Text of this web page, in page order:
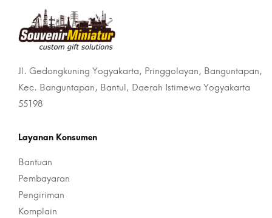
Jl. Gedongkuning Yogyakarta, Pringgolayan, Banguntapan,
Kec. Banguntapan, Bantul, Daerah Istimewa Yogyakarta
55198
Layanan Konsumen
Bantuan
Pembayaran
Pengiriman
Komplain